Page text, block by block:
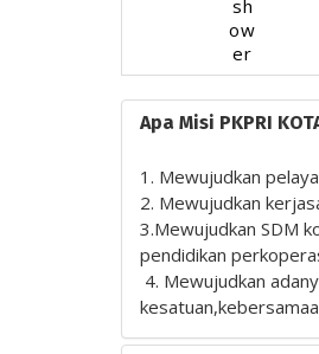
Apa Misi PKPRI
1. Mewujudkan
2. Mewujudkan
3.Mewujudkan SDM
pendidikan
4. Mewujudkan